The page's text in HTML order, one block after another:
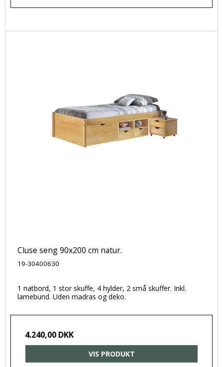
Cluse seng 90x200 cm natur.
19-30400630
1 natbord, 1 stor skuffe, 4 hylder, 2 små skuffer. Inkl.
lamebund. Uden madras og deko.
4.240,00 DKK
VIS PRODUKT